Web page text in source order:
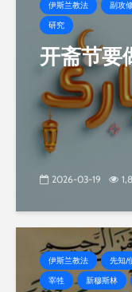
伊斯兰教法 副攻
研究
开斋节要
2026-03-19
伊斯兰教法 先知/
宰牲
新穆斯林